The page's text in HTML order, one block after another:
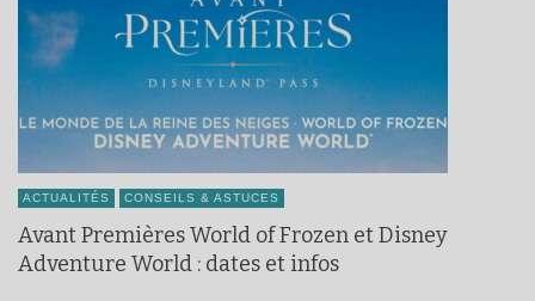
ACTUALITÉS CONSEILS & ASTUCES
Avant Premières World of Frozen et Disney
Adventure World : dates et infos